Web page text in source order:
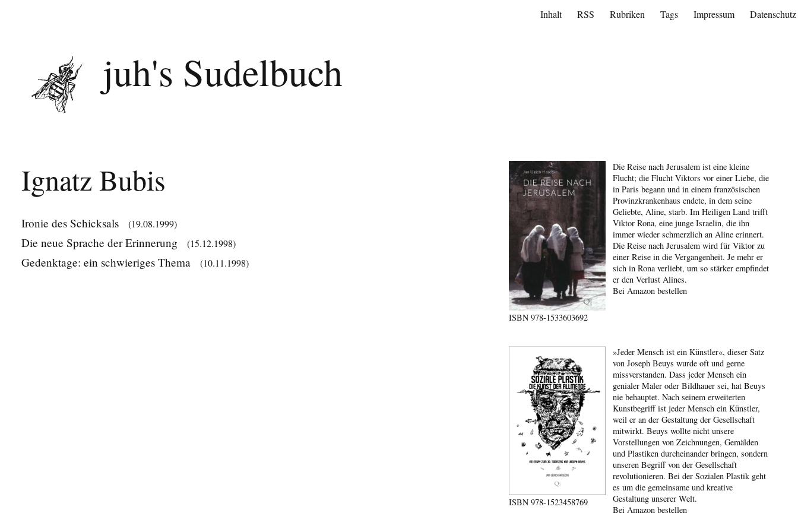
Inhalt RSS Rubriken Tags Impressum Datenschutz
juh's Sudelbuch
Ignatz Bubis
Ironie des Schicksals (19.08.1999)
Die neue Sprache der Erinnerung (15.12.1998)
Gedenktage: ein schwieriges Thema (10.11.1998)
ISBN978-1533603692
Die Reise nach Jerusalem ist eine kleine
Flucht; die Flucht Viktors vor einer Liebe, die
in Paris begann und in einem französischen
Provinzkrankenhaus endete, in dem seine
Geliebte, Aline, starb. Im Heiligen Land trifft
Viktor Rona, eine junge Israelin, die ihn
immer wieder schmerzlich an Aline erinnert.
Die Reise nach Jerusalem wird für Viktor zu
einer Reise in die Vergangenheit. Je mehr er
sich in Rona verliebt, um so stärker empfindet
er den Verlust Alines.
Bei Amazon bestellen
ISBN978-1523458769
»Jeder Mensch ist ein Künstler«, dieser Satz
von Joseph Beuys wurde oft und gerne
missverstanden. Dass jeder Mensch ein
genialer Maler oder Bildhauer sei, hat Beuys
nie behauptet. Nach seinem erweiterten
Kunstbegriff ist jeder Mensch ein Künstler,
weil er an der Gestaltung der Gesellschaft
mitwirkt. Beuys wollte nicht unsere
Vorstellungen von Zeichnungen, Gemälden
und Plastiken durcheinander bringen, sondern
unseren Begriff von der Gesellschaft
revolutionieren. Bei der Sozialen Plastik geht
es um die gemeinsame und kreative
Gestaltung unserer Welt.
Bei Amazon bestellen